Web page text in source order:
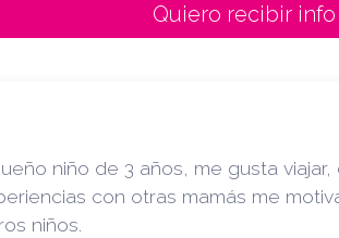
Quiero recibir info
niño de 3 años, me gusta
con otras mamás me
niños.